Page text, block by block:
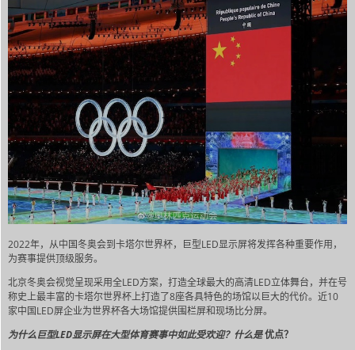
2022年，从中国冬奥会到卡塔尔世界杯，巨型LED显示屏将发挥各种重要作用，
为赛事提供顶级服务。
北京冬奥会视觉呈现采用全LED方案，打造全球最大的高清LED立体舞台，并在号
称史上最丰富的卡塔尔世界杯上打造了8座各具特色的场馆以巨大的代价。近10
家中国LED屏企业为世界杯各大场馆提供围栏屏和现场比分屏。
为什么巨型LED显示屏在大型体育赛事中如此受欢迎？什么是优点？